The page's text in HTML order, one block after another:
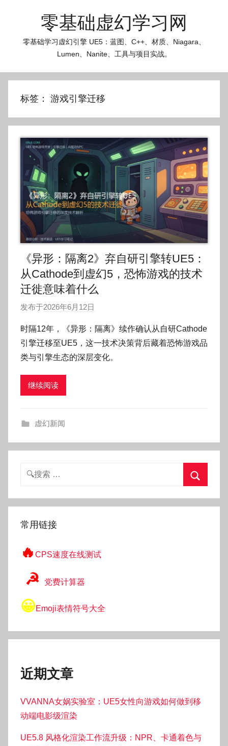
零基础虚幻学习网
零基础学习虚幻引擎 UE5：蓝图、C++、材质、Niagara、
Lumen、Nanite、工具与项目实战。
标签： 游戏引擎迁移
《异形：隔离2》弃自研引擎转UE5：
从Cathode到虚幻5，恐怖游戏的技术
迁徙意味着什么
发布于2026年6月12日
:
k
时隔12年，《异形：隔离》续作确认从自研Cathode
引擎迁移至UE5，这一技术决策背后藏着恐怖游戏品
类与引擎生态的深层变化。
继续阅读
虚幻新闻
搜
索
常用链接
🔥 CPS速度在线测试
☭ 党费计算器
😀Emoji表情符号大全
近期文章
VVANNA女娲实验室：UE5女性向游戏如何做到移
动端电影级渲染
UE5.8 风格化渲染工作流升级：NPR、卡通着色与